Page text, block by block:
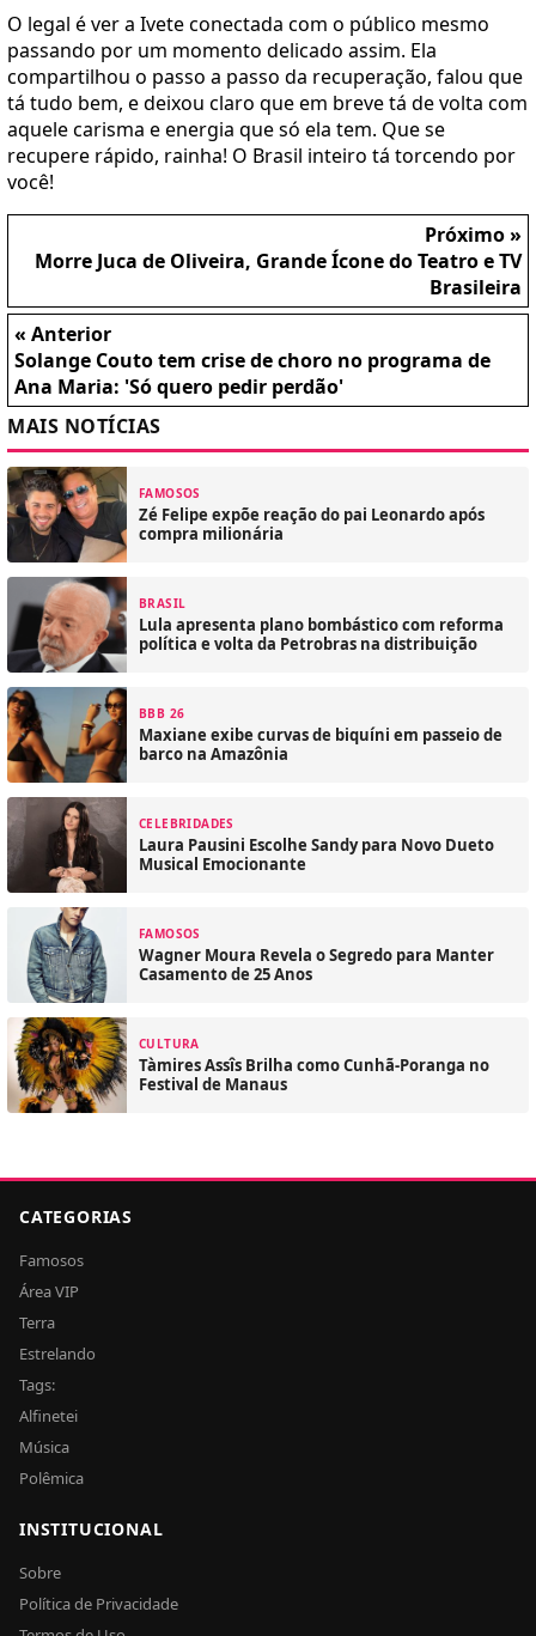
O legal é ver a Ivete conectada com o público mesmo
passando por um momento delicado assim. Ela
compartilhou o passo a passo da recuperação, falou que
tá tudo bem, e deixou claro que em breve tá de volta com
aquele carisma e energia que só ela tem. Que se
recupere rápido, rainha! O Brasil inteiro tá torcendo por
você!
Próximo »
Morre Juca de Oliveira, Grande Ícone do Teatro e TV
Brasileira
« Anterior
Solange Couto tem crise de choro no programa de
Ana Maria: 'Só quero pedir perdão'
MAIS NOTÍCIAS
FAMOSOS
Zé Felipe expõe reação do pai Leonardo após
compra milionária
BRASIL
Lula apresenta plano bombástico com reforma
política e volta da Petrobras na distribuição
BBB 26
Maxiane exibe curvas de biquíni em passeio de
barco na Amazônia
CELEBRIDADES
Laura Pausini Escolhe Sandy para Novo Dueto
Musical Emocionante
FAMOSOS
Wagner Moura Revela o Segredo para Manter
Casamento de 25 Anos
CULTURA
Tàmires Assîs Brilha como Cunhã-Poranga no
Festival de Manaus
CATEGORIAS
Famosos
Área VIP
Terra
Estrelando
Tags:
Alfinetei
Música
Polêmica
INSTITUCIONAL
Sobre
Política de Privacidade